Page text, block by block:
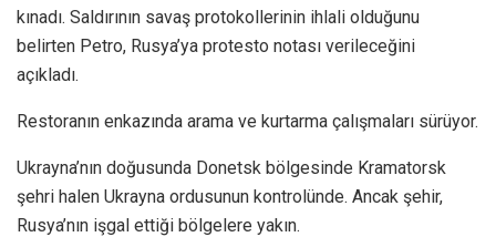
kınadı. Saldırının savaş protokollerinin ihlali olduğunu
belirten Petro, Rusya’ya protesto notası verileceğini
açıkladı.
Restoranın enkazında arama ve kurtarma çalışmaları sürüyor.
Ukrayna’nın doğusunda Donetsk bölgesinde Kramatorsk
şehri halen Ukrayna ordusunun kontrolünde. Ancak şehir,
Rusya’nın işgal ettiği bölgelere yakın.